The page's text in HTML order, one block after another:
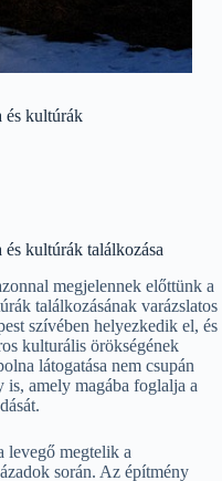
és kultúrák
kultúrák találkozása
megjelennek előttünk a
találkozásának varázslatos
szívében helyezkedik el, és
kulturális örökségének
látogatása nem csupán
is, amely magába foglalja a
levegő megtelik a
során. Az építmény